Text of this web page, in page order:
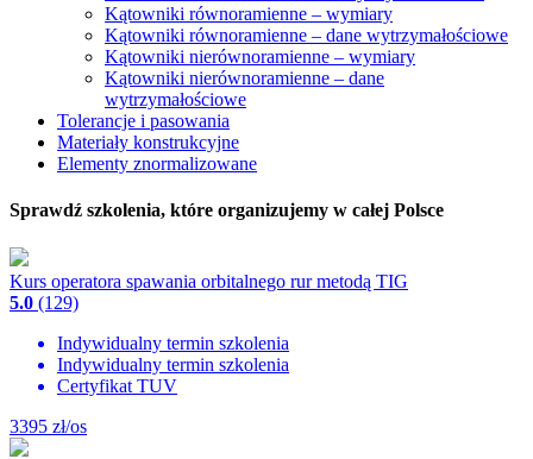
Kątowniki równoramienne – wymiary
Kątowniki równoramienne – dane wytrzymałościowe
Kątowniki nierównoramienne – wymiary
Kątowniki nierównoramienne – dane
wytrzymałościowe
Tolerancje i pasowania
Materiały konstrukcyjne
Elementy znormalizowane
Sprawdź szkolenia, które organizujemy w całej Polsce
Kurs operatora spawania orbitalnego rur metodą TIG
5.0 (129)
Indywidualny termin szkolenia
Indywidualny termin szkolenia
Certyfikat TUV
3395 zł/os